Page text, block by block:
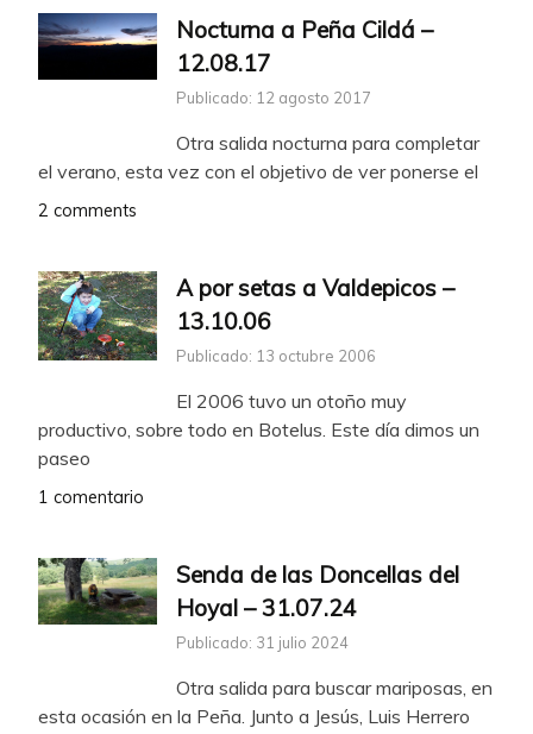
Nocturna a Peña Cildá –
12.08.17
Publicado: 12 agosto 2017
Otra salida nocturna para completar
el verano, esta vez con el objetivo de ver ponerse el
2 comments
A por setas a Valdepicos –
13.10.06
Publicado: 13 octubre 2006
El 2006 tuvo un otoño muy
productivo, sobre todo en Botelus. Este día dimos un
paseo
1 comentario
Senda de las Doncellas del
Hoyal – 31.07.24
Publicado: 31 julio 2024
Otra salida para buscar mariposas, en
esta ocasión en la Peña. Junto a Jesús, Luis Herrero